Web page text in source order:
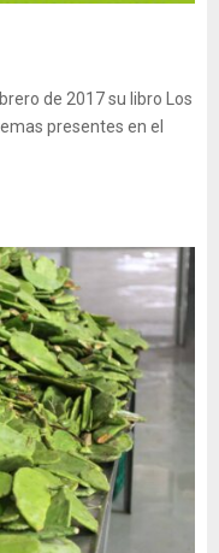
de 2017 su libro Los
presentes en el